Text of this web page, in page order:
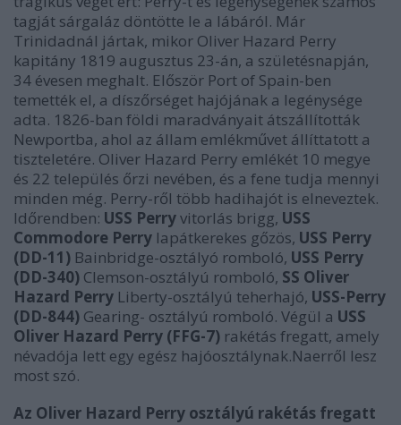
tagját sárgaláz döntötte le a lábáról. Már
Trinidadnál jártak, mikor Oliver Hazard Perry
kapitány 1819 augusztus 23-án, a születésnapján,
34 évesen meghalt. Először Port of Spain-ben
temették el, a díszőrséget hajójának a legénysége
adta. 1826-ban földi maradványait átszállították
Newportba, ahol az állam emlékművet állíttatott a
tiszteletére. Oliver Hazard Perry emlékét 10 megye
és 22 település őrzi nevében, és a fene tudja mennyi
minden még. Perry-ről több hadihajót is elneveztek.
Időrendben: USS Perryvitorlás brigg, USS
Commodore Perry lapátkerekes gőzös, USS Perry
(DD-11) Bainbridge-osztályó romboló, USS Perry
(DD-340) Clemson-osztályú romboló, SS Oliver
Hazard Perry Liberty-osztályú teherhajó, USS-Perry
(DD-844) Gearing- osztályú romboló. Végül a USS
Oliver Hazard Perry (FFG-7) rakétás fregatt, amely
névadója lett egy egész hajóosztálynak.Naerről lesz
most szó.
Az Oliver Hazard Perry osztályú rakétás fregatt